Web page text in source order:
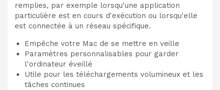
remplies, par exemple lorsqu'une application
particulière est en cours d'exécution ou lorsqu'elle
est connectée à un réseau spécifique.
Empêche votre Mac de se mettre en veille
Paramètres personnalisables pour garder
l'ordinateur éveillé
Utile pour les téléchargements volumineux et les
tâches continues